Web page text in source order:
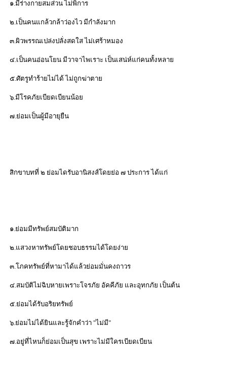
๑.มีร่างกายสมส่วน ไม่พิการ
๒.เป็นคนแกล้วกล้าว่องไว มีกำลังมาก
๓.ผิวพรรณเปล่งปลั่งสดใส ไม่เศร้าหมอง
๔.เป็นคนอ่อนโยน มีวาจาไพเราะ เป็นเสน่ห์แก่คนทั้งหลาย
๕.ศัตรูทำร้ายไม่ได้ ไม่ถูกฆ่าตาย
๖.มีโรคภัยเบียดเบียนน้อย
๗.ย่อมเป็นผู้มีอายุยืน
สิกขาบทที่ ๒ ย่อมไดรับอานิสงส์โดยย่อ ๗ ประการ ได้แก่
๑.ย่อมมีทรัพย์สมบัติมาก
๒.แสวงหาทรัพย์โดยชอบธรรมได้โดยง่าย
๓.โภคทรัพย์ที่หามาได้แล้วย่อมมั่นคงถาวร
๔.สมบัติไม่ฉิบหายเพราะโจรภัย อัคคีภัย และอุทกภัย เป็นต้น
๕.ย่อมได้รับอริยทรัพย์
๖.ย่อมไม่ได้ยินและรู้จักคำว่า"ไม่มี"
๗.อยู่ที่ไหนก็ย่อมเป็นสุข เพราะไม่มีใครเบียดเบียน